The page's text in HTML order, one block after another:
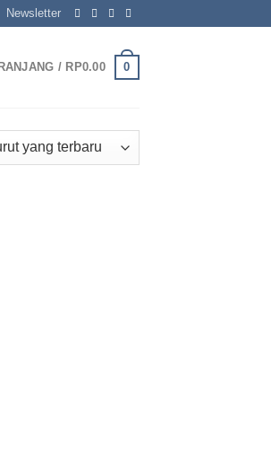
Newsletter
/ RP0.00 0